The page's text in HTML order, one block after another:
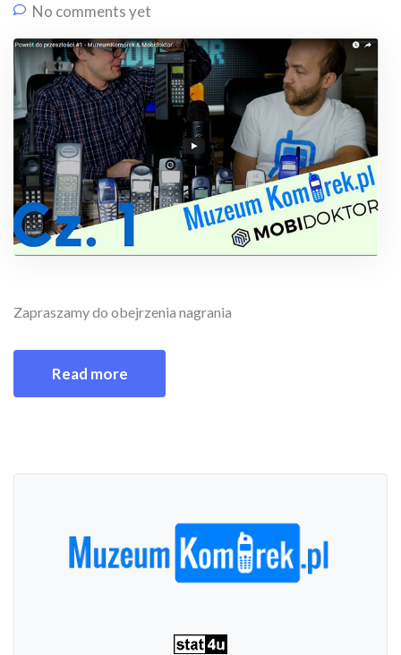
No comments yet
Zapraszamy do obejrzenia nagrania
Read more